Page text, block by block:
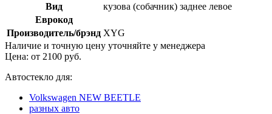
Вид
кузова (собачник) заднее левое
Еврокод
Производитель/брэнд XYG
Наличие и точную цену уточняйте у менеджера
Цена: от 2100 руб.
Автостекло для:
Volkswagen NEW BEETLE
разных авто